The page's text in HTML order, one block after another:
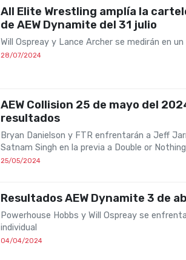
All Elite Wrestling amplía la
de AEW Dynamite del 31 julio
Will Ospreay y Lance Archer se medirán en
28/07/2024
AEW Collision 25 de mayo del
resultados
Bryan Danielson y FTR enfrentarán a Jeff
Satnam Singh en la previa a Double or
25/05/2024
Resultados AEW Dynamite 3 de
Powerhouse Hobbs y Will Ospreay se
individual
04/04/2024